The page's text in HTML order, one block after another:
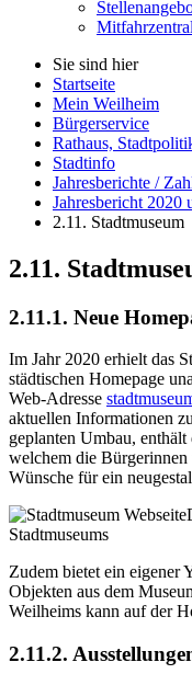
Sie sind hier
Startseite
Mein Weilheim
Bürgerservice
Rathaus,
Stadtinfo
Jahresberichte /
Jahresbericht 2020
2.11. Stadtmuseum
2.11.
2.11.1. Neue
Im Jahr 2020 erhielt das
städtischen Homepage
Web-Adresse
aktuellen Informationen
geplanten Umbau,
welchem die
Wünsche für ein
Stadtmuseums
Zudem bietet ein eigener
Objekten aus dem
Weilheims kann auf der
2.11.2.